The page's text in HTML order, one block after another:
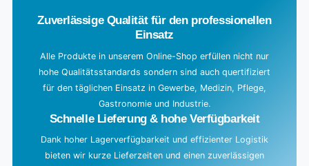
Zuverlässige Qualität für den professionellen
Einsatz
Alle Produkte in unserem Online-Shop erfüllen nicht nur
hohe Qualitätsstandards sondern sind auch quertifiziert
für den täglichen Einsatz in Gewerbe, Medizin, Pflege,
Gastronomie und Industrie.
Schnelle Lieferung & hohe Verfügbarkeit
Dank hoher Lagerverfügbarkeit und effizienter Logistik
bieten wir kurze Lieferzeiten und einen zuverlässigen